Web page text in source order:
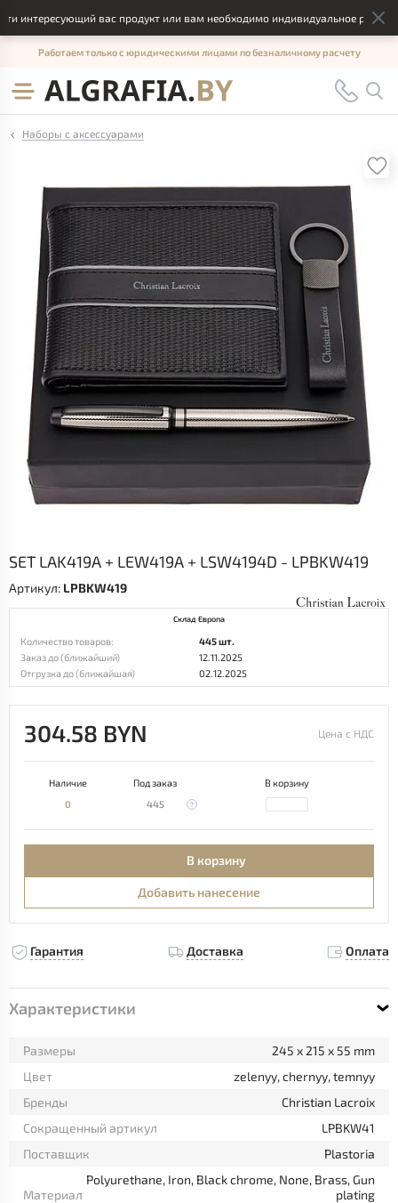
интересующий вас продукт или вам необходимо индивидуальное
Работаем только с юридическими лицами по безналичному расчету
Наборы с аксессуарами
SET LAK419A + LEW419A + LSW4194D - LPBKW419
Артикул: LPBKW419
Склад Европа
Количество товаров:
445 шт.
Заказ до (ближайший)
12.11.2025
Отгрузка до (ближайшая)
02.12.2025
304.58 BYN Цена с НДС
Наличие Под заказ
В корзину
0
445
В корзину
Добавить нанесение
Гарантия Доставка Оплата
Характеристики
Размеры
245 x 215 x 55 mm
Цвет
zelenyy, chernyy, temnyy
Бренды
Christian Lacroix
Сокращенный артикул
LPBKW41
Поставщик
Plastoria
Материал
Polyurethane, Iron, Black chrome, None, Brass, Gun
plating